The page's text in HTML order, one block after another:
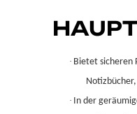
· Bietet sicheren
· In der